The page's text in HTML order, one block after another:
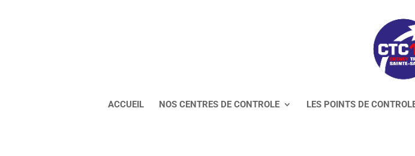
ACCUEIL NOS CENTRES DE CONTROLE LES POINTS DE